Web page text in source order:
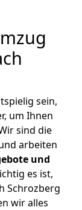
sein,
um Ihnen
sind die
arbeiten
und
es ist,
Schrozberg
wir alles